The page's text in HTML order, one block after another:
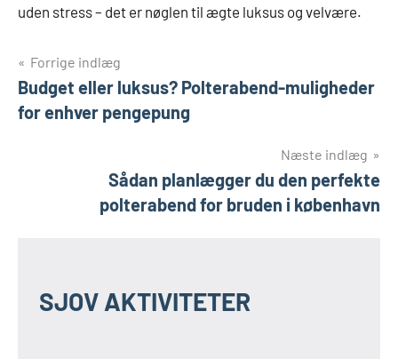
uden stress – det er nøglen til ægte luksus og velvære.
Indlægsnavigation
Forrige indlæg
Budget eller luksus? Polterabend-muligheder
for enhver pengepung
Næste indlæg
Sådan planlægger du den perfekte
polterabend for bruden i københavn
SJOV AKTIVITETER